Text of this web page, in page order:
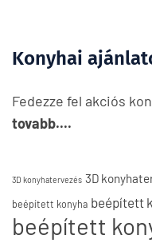
Konyhai
Fedezze fel akciós
tovabb....
3D konyhatervezés 3D
beépített konyha beépített
beépített